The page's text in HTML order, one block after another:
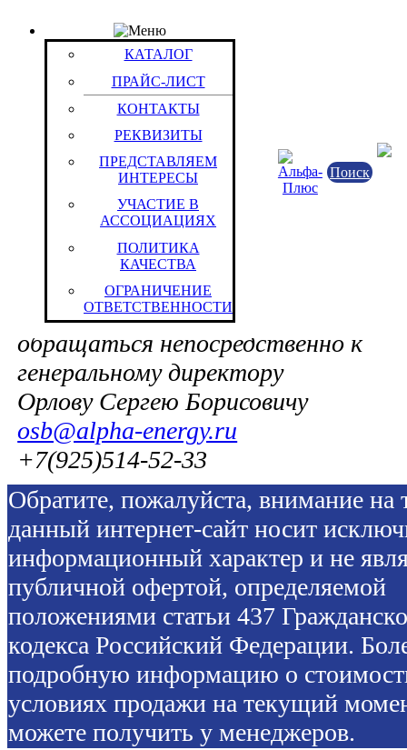
КАТАЛОГ
ПРАЙС-ЛИСТ
КОНТАКТЫ
РЕКВИЗИТЫ
ПРЕДСТАВЛЯЕМ
ИНТЕРЕСЫ
УЧАСТИЕ В
АССОЦИАЦИЯХ
ПОЛИТИКА
КАЧЕСТВА
ОГРАНИЧЕНИЕ
ОТВЕТСТВЕННОСТИ
Поиск
Группа: С изменяемым напряжением выхода
Группы / Товары
В случаях (мы
имеющих системного характера),
останетесь недовольны качеством
оперативностью решения нашими
сотрудниками стоящих перед
поставленных Вами вопросов,
обращаться непосредственно к
генеральному директору
Орлову Сергею Борисовичу
osb@alpha-energy.ru
+7(925)514-52-33
Обратите, пожалуйста, внимание на
данный интернет-сайт носит
информационный характер и не
публичной офертой, определяемой
положениями статьи 437
кодекса Российский Федерации.
подробную информацию о
условиях продажи на текущий
можете получить у менеджеров.